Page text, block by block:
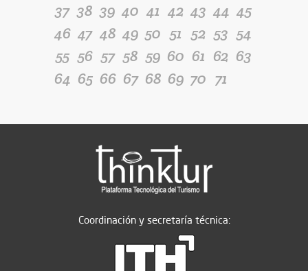
37 38 39 40 41 42 43 44 45
46 47 48 49 50 51 52 53 54
55 56 57 58 59 60 61 62 63
64 65 66 67 68 69 70 71
Coordinación y secretaría técnica: